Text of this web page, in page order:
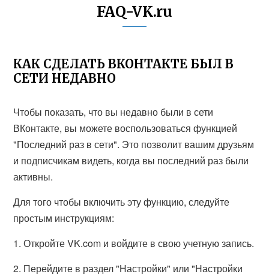
FAQ-VK.ru
КАК СДЕЛАТЬ ВКОНТАКТЕ БЫЛ В
СЕТИ НЕДАВНО
Чтобы показать, что вы недавно были в сети
ВКонтакте, вы можете воспользоваться функцией
"Последний раз в сети". Это позволит вашим друзьям
и подписчикам видеть, когда вы последний раз были
активны.
Для того чтобы включить эту функцию, следуйте
простым инструкциям:
1. Откройте VK.com и войдите в свою учетную запись.
2. Перейдите в раздел "Настройки" или "Настройки